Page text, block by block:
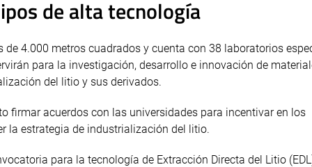
de alta tecnología
4.000 metros cuadrados y cuenta con 38 laboratorios
para la investigación, desarrollo e innovación de
del litio y sus derivados.
firmar acuerdos con las universidades para incentivar en los
la estrategia de industrialización del litio.
para la tecnología de Extracción Directa del Litio